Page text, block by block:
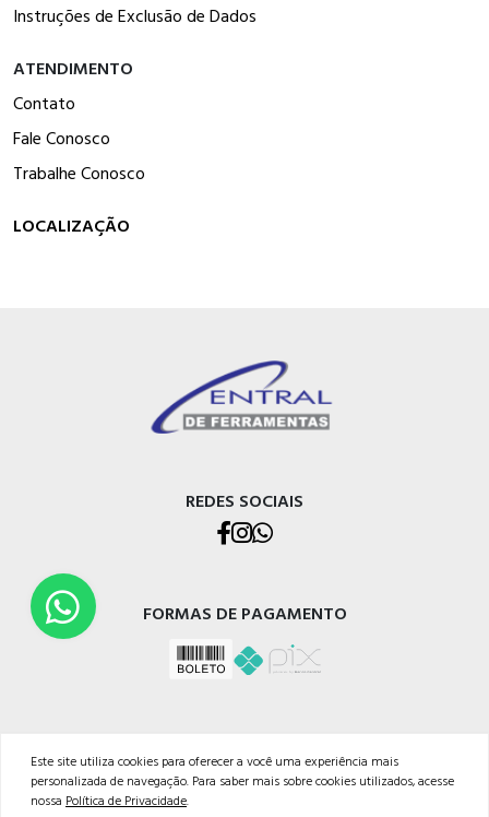
Instruções de Exclusão de Dados
ATENDIMENTO
Contato
Fale Conosco
Trabalhe Conosco
LOCALIZAÇÃO
REDES SOCIAIS
FORMAS DE PAGAMENTO
CENTRAL DE FERRAMENTAS GMR LTDA
Este site utiliza cookies para oferecer a você uma experiência mais
personalizada de navegação. Para saber mais sobre cookies utilizados, acesse
nossa Política de Privacidade.